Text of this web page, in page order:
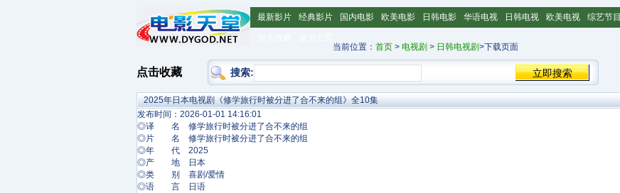
最新影片 经典影片 国内电影 欧美电影 日韩电影 华语电视 日韩电视 欧美电视 综艺节目
当前位置： 首页 > 电视剧 > 日韩电视剧>下载页面
点击收藏 搜索:
2025年日本电视剧《修学旅行时被分进了合不来的组》全10集
发布时间：2026-01-01 14:16:01
◎译 名 修学旅行时被分进了合不来的组
◎片 名 修学旅行时被分进了合不来的组
◎年 代 2025
◎产 地 日本
◎类 别 喜剧/爱情
◎语 言 日语